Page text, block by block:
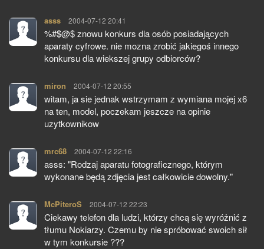
asss pisze:
2004-07-12 20:41
%#$@$ znowu konkurs dla osób posiadających
aparaty cyfrowe. nie mozna zrobić jakiegoś innego
konkursu dla wiekszej grupy odbiorców?
miron pisze:
2004-07-12 20:55
witam, ja sie jednak wstrzymam z wymiana mojej x6
na ten, model, poczekam jeszcze na opinie
uzytkownikow
mrc68 pisze:
2004-07-12 22:16
asss: "Rodzaj aparatu fotograficznego, którym
wykonane będą zdjęcia jest całkowicie dowolny."
McPiteroS pisze:
2004-07-12 22:23
Ciekawy telefon dla ludzi, którzy chcą się wyróżnić z
tłumu Nokiarzy. Czemu by nie spróbować swoich sił
w tym konkursie ???